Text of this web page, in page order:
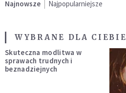
Najnowsze Najpopularniejsze
WYBRANE DLA CIEBIE
Skuteczna modlitwa w
sprawach trudnych i
beznadziejnych